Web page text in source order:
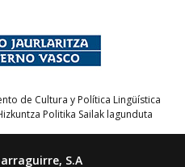
de Cultura y Política Lingüística
Politika Sailak lagunduta
S.A